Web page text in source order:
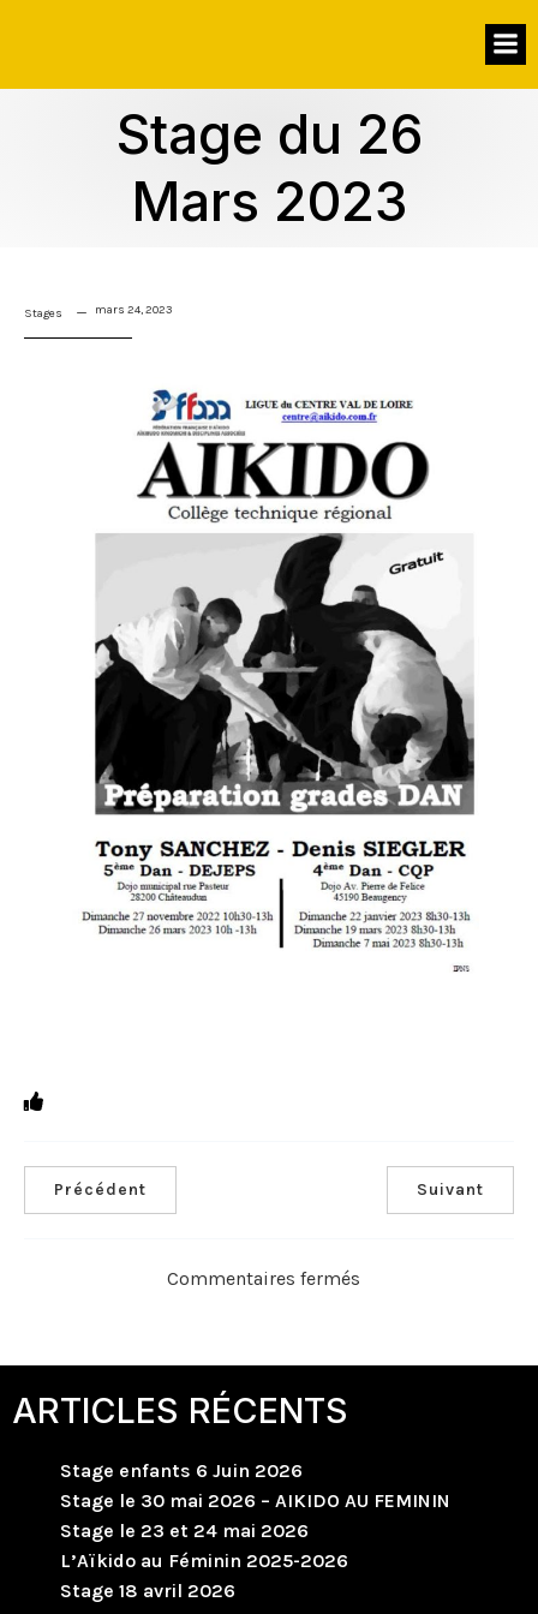
Stage du 26
Mars 2023
Stages mars 24, 2023
Précédent Suivant
Commentaires fermés
ARTICLES RÉCENTS
Stage enfants 6 Juin 2026
Stage le 30 mai 2026 – AIKIDO AU FEMININ
Stage le 23 et 24 mai 2026
L’Aïkido au Féminin 2025-2026
Stage 18 avril 2026